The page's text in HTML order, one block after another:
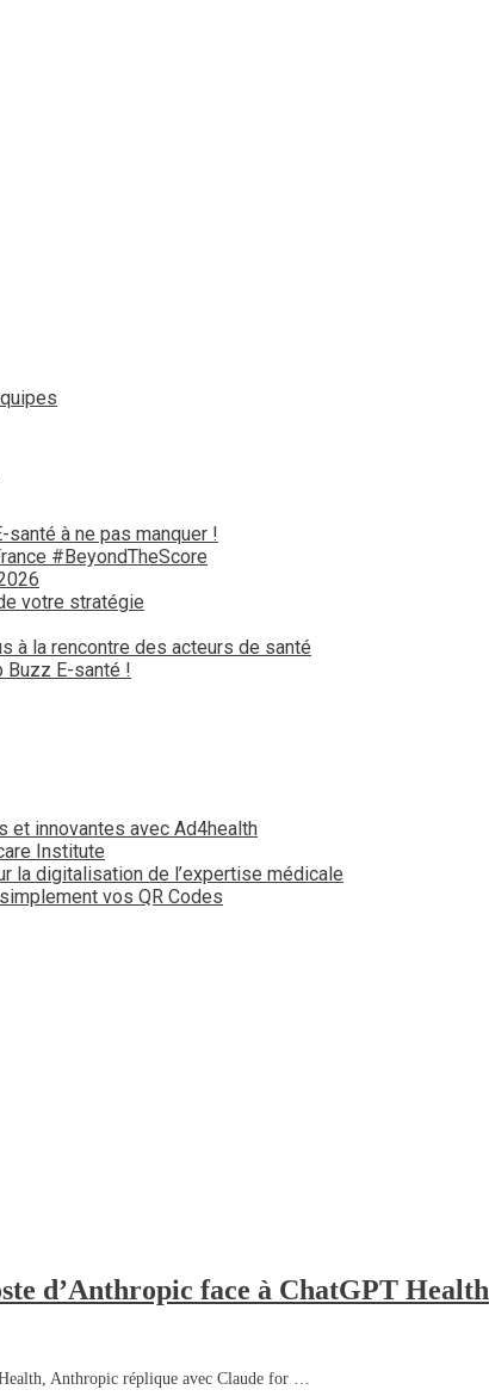
à ne pas manquer !
#BeyondTheScore
votre stratégie
à la rencontre des acteurs de santé
Buzz E-santé !
et innovantes avec Ad4health
Institute
la digitalisation de l’expertise médicale
vos QR Codes
d’Anthropic face à ChatGPT Health
Anthropic réplique avec Claude for …